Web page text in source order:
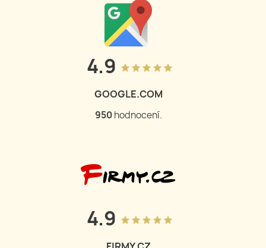
4.9 grade grade grade grade grade
GOOGLE.COM
950 hodnocení.
4.9 grade grade grade grade grade